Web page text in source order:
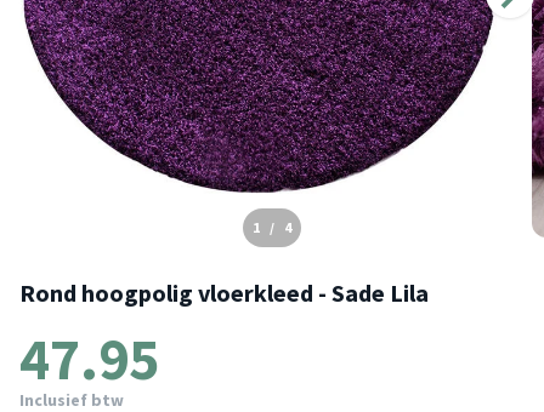
1 / 4
Rond hoogpolig vloerkleed - Sade Lila
47.95
Inclusief btw